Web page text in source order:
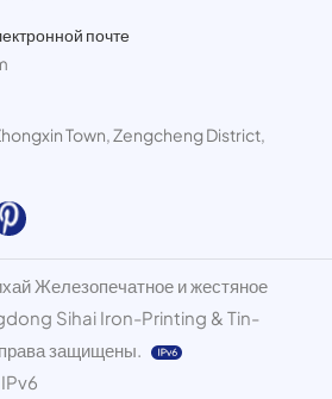
почте
Town, Zengcheng District,
Железопечатное и жестяное
Sihai Iron-Printing & Tin-
защищены.